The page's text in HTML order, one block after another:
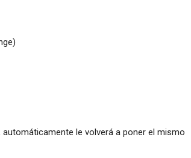
le volverá a poner el mismo